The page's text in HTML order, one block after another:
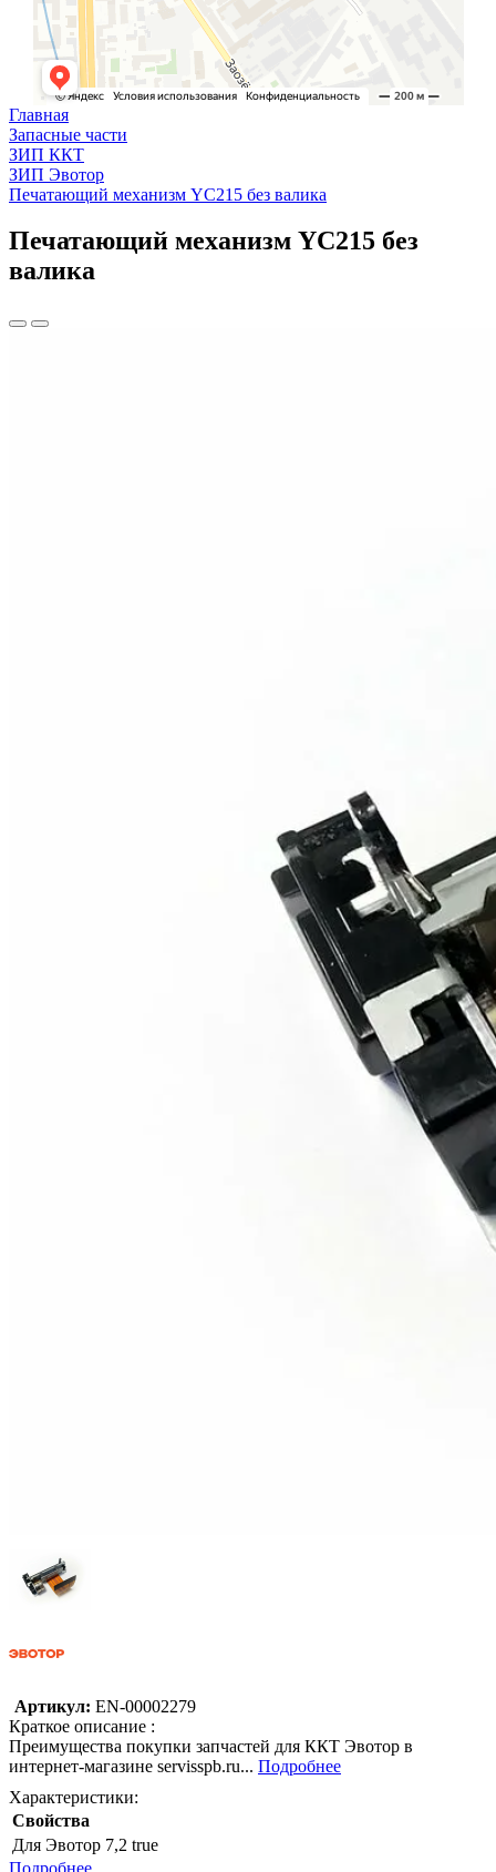
Главная
Запасные части
ЗИП ККТ
ЗИП Эвотор
Печатающий механизм YC215 без валика
Печатающий механизм YC215 без
валика
Артикул: EN-00002279
Краткое описание :
Преимущества покупки запчастей для ККТ Эвотор в
интернет-магазине servisspb.ru... Подробнее
Характеристики:
Свойства
Для Эвотор 7,2 true